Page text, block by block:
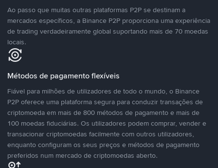
Ao passo que muitas outras plataformas P2P se destinam a
mercados específicos, a Binance P2P proporciona uma experiência
de trading verdadeiramente global suportando mais de 70 moedas
locais.
Métodos de pagamento flexíveis
Fiável para milhões de utilizadores de todo o mundo, o Binance
P2P oferece uma plataforma segura para conduzir transações de
criptomoeda em mais de 800 métodos de pagamento e mais de
100 moedas fiduciárias. Os utilizadores podem comprar, vender e
transacionar criptomoedas facilmente com outros utilizadores,
enquanto configuram os seus preços e métodos de pagamento
preferidos num mercado de criptomoedas aberto.